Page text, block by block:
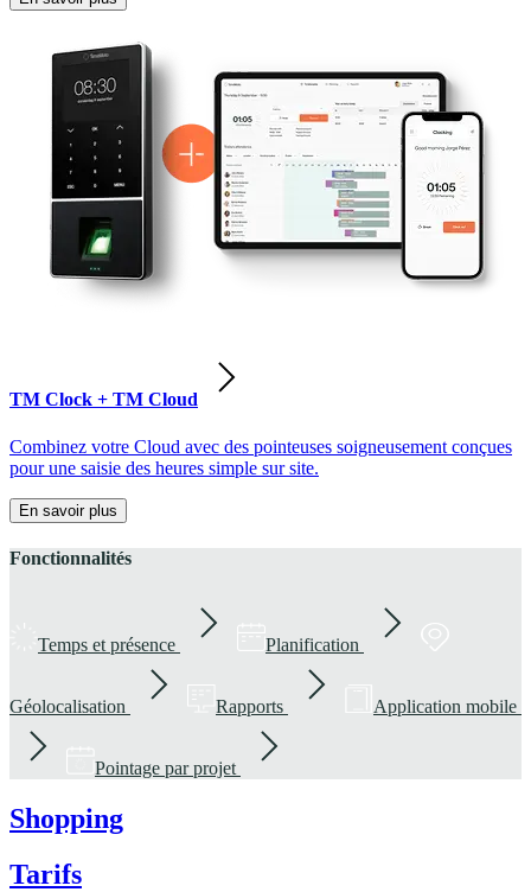
TM Clock + TM Cloud
Combinez votre Cloud avec des pointeuses soigneusement conçues
pour une saisie des heures simple sur site.
En savoir plus
Fonctionnalités
Temps et présence Planification
Géolocalisation Rapports Application mobile
Pointage par projet
Shopping
Tarifs